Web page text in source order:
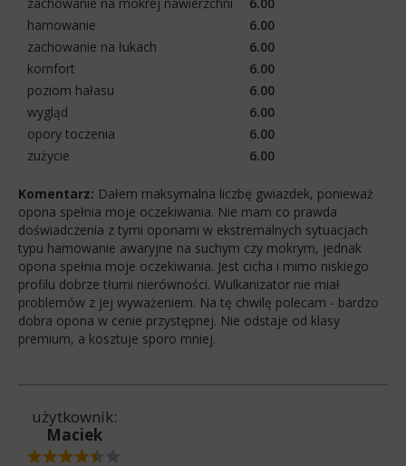
hamowanie
6.00
zachowanie na łukach
6.00
komfort
6.00
poziom hałasu
6.00
wygląd
6.00
opory toczenia
6.00
zużycie
6.00
Komentarz: Dałem maksymalna liczbę gwiazdek, ponieważ
opona spełnia moje oczekiwania. Nie mam co prawda
doświadczenia z tymi oponami w ekstremalnych sytuacjach
typu hamowanie awaryjne na suchym czy mokrym, jednak
opona spełnia moje oczekiwania. Jest cicha i mimo niskiego
profilu dobrze tłumi nierówności. Wulkanizator nie miał
problemów z jej wyważeniem. Na tę chwilę polecam - bardzo
dobra opona w cenie przystępnej. Nie odstaje od klasy
premium, a kosztuje sporo mniej.
użytkownik:
Maciek